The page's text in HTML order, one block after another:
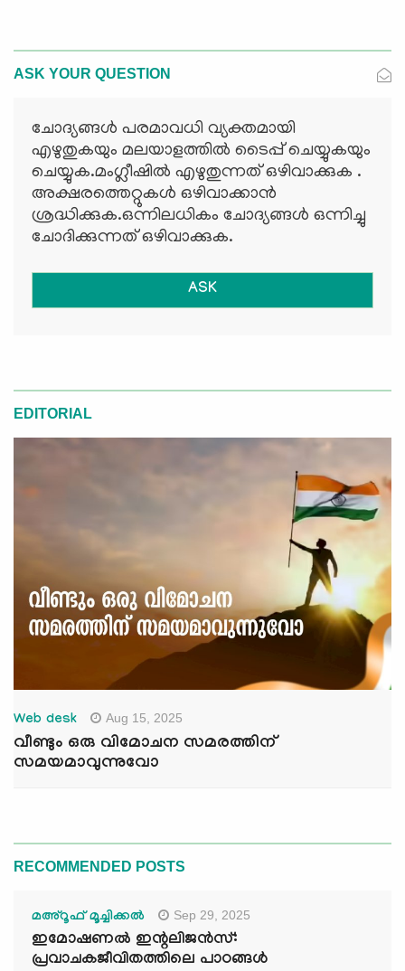
ASK YOUR QUESTION
ചോദ്യങ്ങള്‍ പരമാവധി വ്യക്തമായി
എഴുതുകയും മലയാളത്തില്‍ ടൈപ്പ് ചെയ്യുകയും
ചെയ്യുക.മംഗ്ലീഷില്‍ എഴുതുന്നത് ഒഴിവാക്കുക .
അക്ഷരത്തെറ്റുകള്‍ ഒഴിവാക്കാന്‍
ശ്രദ്ധിക്കുക.ഒന്നിലധികം ചോദ്യങ്ങള്‍ ഒന്നിച്ചു
ചോദിക്കുന്നത് ഒഴിവാക്കുക.
ASK
EDITORIAL
Web desk Aug 15, 2025
വീണ്ടും ഒരു വിമോചന സമരത്തിന്
സമയമാവുന്നുവോ
RECOMMENDED POSTS
മഅ്റൂഫ് മൂച്ചിക്കല്‍ Sep 29, 2025
ഇമോഷണൽ ഇന്റലിജൻസ്:
പ്രവാചകജീവിതത്തിലെ പാഠങ്ങൾ